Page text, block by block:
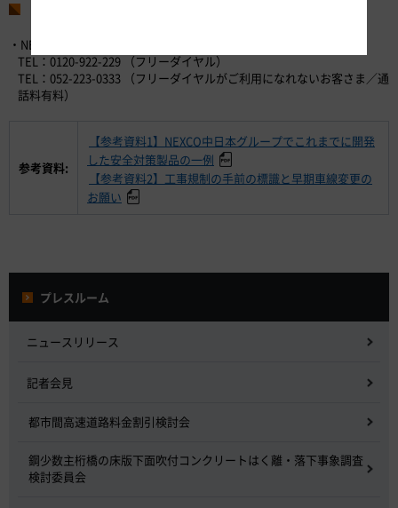
・NEXCO中日本お客さまセンター （24時間365日対応）
TEL：0120-922-229 （フリーダイヤル）
TEL：052-223-0333 （フリーダイヤルがご利用になれないお客さま／通
話料有料）
参考資料:
【参考資料1】NEXCO中日本グループでこれまでに開発
した安全対策製品の一例
【参考資料2】工事規制の手前の標識と早期車線変更の
お願い
プレスルーム
ニュースリリース
記者会見
都市間高速道路料金割引検討会
鋼少数主桁橋の床版下面吹付コンクリートはく離・落下事象調査
検討委員会